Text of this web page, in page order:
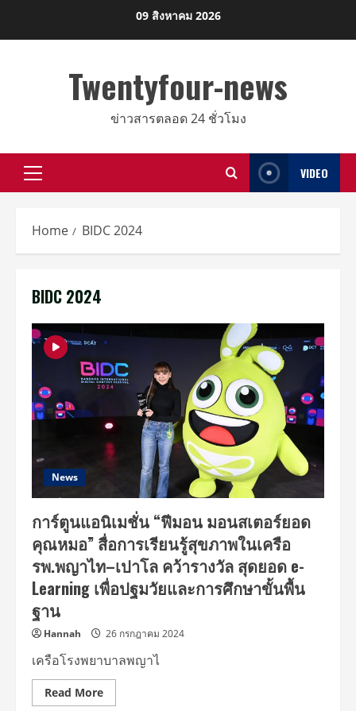
09 สิงหาคม 2026
Twentyfour-news
ข่าวสารตลอด 24 ชั่วโมง
Primary
VIDEO
Home BIDC 2024
BIDC 2024
News
การ์ตูนแอนิเมชั่น “ฟีมอน มอนสเตอร์ยอด
คุณหมอ” สื่อการเรียนรู้สุขภาพในเครือ
รพ.พญาไท–เปาโล คว้ารางวัล สุดยอด e-
Learning เพื่อปฐมวัยและการศึกษาขั้นพื้น
ฐาน
Hannah 26 กรกฎาคม 2024
เครือโรงพยาบาลพญาไ
Read MoreRead
more